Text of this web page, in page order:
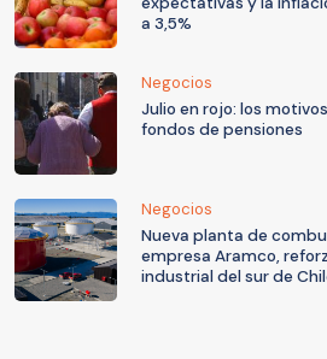
a 3,5%
Negocios
Julio en rojo: los
fondos de pensiones
Negocios
Nueva planta de
empresa Aramco,
industrial del sur de